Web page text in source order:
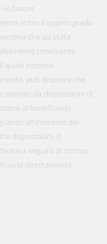
in favore
entro il quarto grado
che sia stata
convivente.
quale nomina
può disporre che
previsti da disposizioni di
al beneficiario
all'interesse del
disposizioni. Il
a seguito di ricorso
direttamente.